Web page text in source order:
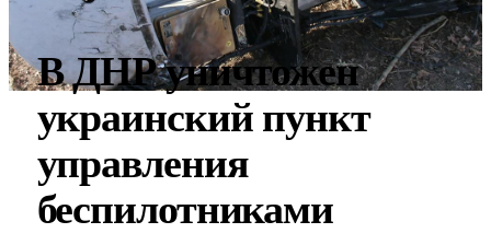
В ДНР уничтожен
украинский пункт
управления
беспилотниками